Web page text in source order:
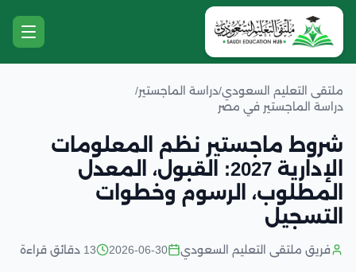
ملتقى التعليم السعودي/دراسة الماجستير/
دراسة الماجستير في مصر
شروط ماجستير نظم المعلومات
الإدارية 2027: القبول، المعدل
المطلوب، الرسوم وخطوات
التسجيل
فريق ملتقى التعليم السعودي 2026-06-30 13 دقائق قراءة